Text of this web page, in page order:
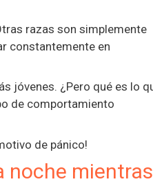
razas son simplemente
constantemente en
jóvenes. ¿Pero qué es lo
de comportamiento
de pánico!
noche mientras